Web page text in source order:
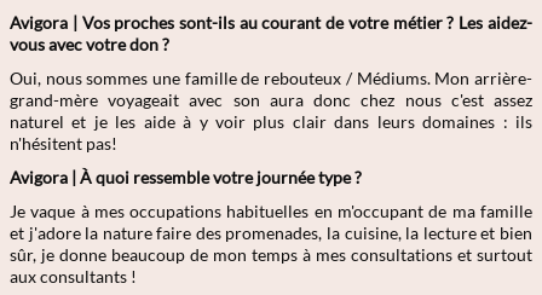
Avigora | Vos proches sont-ils au courant de votre métier ? Les aidez-
vous avec votre don?
Oui, nous sommes une famille de rebouteux / Médiums. Mon arrière-
grand-mère voyageait avec son aura donc chez nous c'est assez
naturel et je les aide à y voir plus clair dans leurs domaines : ils
n'hésitent pas!
Avigora | À quoi ressemble votre journée type ?
Je vaque à mes occupations habituelles en m'occupant de ma famille
et j'adore la nature faire des promenades, la cuisine, la lecture et bien
sûr, je donne beaucoup de mon temps à mes consultations et surtout
aux consultants !